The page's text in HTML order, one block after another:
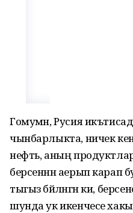
Гомумән, Русия
чынбарлыкта, ничек
нефть, аның
берсеннән аерып карап
тыгыз бәйләнгән ки,
шунда ук икенчесе